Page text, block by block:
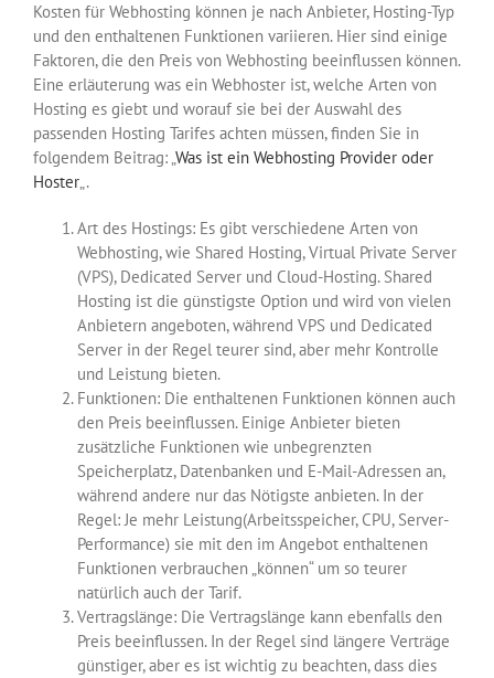
Kosten für Webhosting können je nach Anbieter, Hosting-Typ
und den enthaltenen Funktionen variieren. Hier sind einige
Faktoren, die den Preis von Webhosting beeinflussen können.
Eine erläuterung was ein Webhoster ist, welche Arten von
Hosting es giebt und worauf sie bei der Auswahl des
passenden Hosting Tarifes achten müssen, finden Sie in
folgendem Beitrag: „Was ist ein Webhosting Provider oder
Hoster„.
Art des Hostings: Es gibt verschiedene Arten von
Webhosting, wie Shared Hosting, Virtual Private Server
(VPS), Dedicated Server und Cloud-Hosting. Shared
Hosting ist die günstigste Option und wird von vielen
Anbietern angeboten, während VPS und Dedicated
Server in der Regel teurer sind, aber mehr Kontrolle
und Leistung bieten.
Funktionen: Die enthaltenen Funktionen können auch
den Preis beeinflussen. Einige Anbieter bieten
zusätzliche Funktionen wie unbegrenzten
Speicherplatz, Datenbanken und E-Mail-Adressen an,
während andere nur das Nötigste anbieten. In der
Regel: Je mehr Leistung(Arbeitsspeicher, CPU, Server-
Performance) sie mit den im Angebot enthaltenen
Funktionen verbrauchen „können“ um so teurer
natürlich auch der Tarif.
Vertragslänge: Die Vertragslänge kann ebenfalls den
Preis beeinflussen. In der Regel sind längere Verträge
günstiger, aber es ist wichtig zu beachten, dass dies